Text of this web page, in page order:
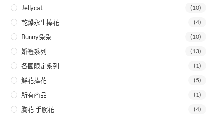
Jellycat (10)
乾燥永生捧花 (4)
Bunny兔兔 (10)
婚禮系列 (13)
各國限定系列 (1)
鮮花捧花 (5)
所有商品 (1)
胸花 手腕花 (4)